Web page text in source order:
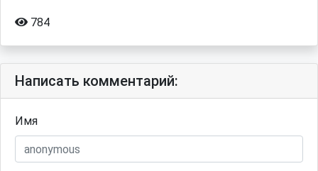
784
Написать комментарий:
Имя